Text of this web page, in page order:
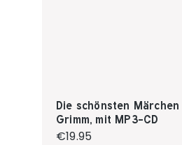
Die schönsten
Grimm, mit MP3-CD
Regular price:
€19.95